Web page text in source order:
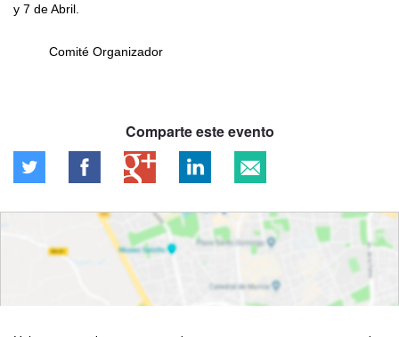
y 7 de Abril.
Comité Organizador
Comparte este evento